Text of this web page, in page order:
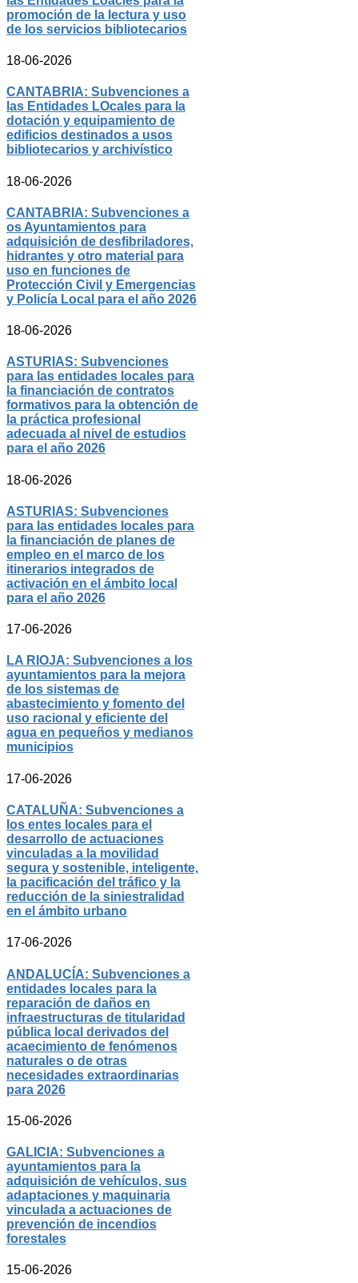
promoción de la lectura y uso
de los servicios bibliotecarios
18-06-2026
CANTABRIA: Subvenciones a
las Entidades LOcales para la
dotación y equipamiento de
edificios destinados a usos
bibliotecarios y archivístico
18-06-2026
CANTABRIA: Subvenciones a
os Ayuntamientos para
adquisición de desfibriladores,
hidrantes y otro material para
uso en funciones de
Protección Civil y Emergencias
y Policía Local para el año 2026
18-06-2026
ASTURIAS: Subvenciones
para las entidades locales para
la financiación de contratos
formativos para la obtención de
la práctica profesional
adecuada al nivel de estudios
para el año 2026
18-06-2026
ASTURIAS: Subvenciones
para las entidades locales para
la financiación de planes de
empleo en el marco de los
itinerarios integrados de
activación en el ámbito local
para el año 2026
17-06-2026
LA RIOJA: Subvenciones a los
ayuntamientos para la mejora
de los sistemas de
abastecimiento y fomento del
uso racional y eficiente del
agua en pequeños y medianos
municipios
17-06-2026
CATALUÑA: Subvenciones a
los entes locales para el
desarrollo de actuaciones
vinculadas a la movilidad
segura y sostenible, inteligente,
la pacificación del tráfico y la
reducción de la siniestralidad
en el ámbito urbano
17-06-2026
ANDALUCÍA: Subvenciones a
entidades locales para la
reparación de daños en
infraestructuras de titularidad
pública local derivados del
acaecimiento de fenómenos
naturales o de otras
necesidades extraordinarias
para 2026
15-06-2026
GALICIA: Subvenciones a
ayuntamientos para la
adquisición de vehículos, sus
adaptaciones y maquinaria
vinculada a actuaciones de
prevención de incendios
forestales
15-06-2026